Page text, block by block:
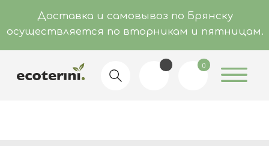
Доставка и самовывоз по Брянску
осуществляется по вторникам и пятницам.